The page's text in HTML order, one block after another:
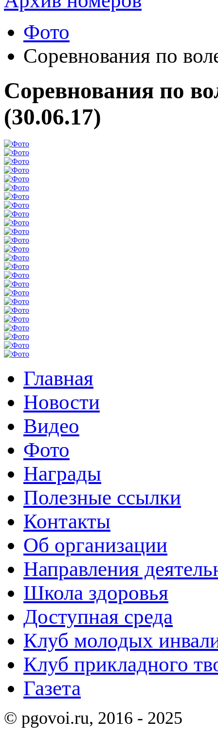
Фото
Соревнования по
Соревнования по
(30.06.17)
Главная
Новости
Видео
Фото
Награды
Полезные ссылки
Контакты
Об организации
Направления
Школа здоровья
Доступная среда
Клуб молодых
Клуб прикладного
Газета
© pgovoi.ru, 2016 - 2025